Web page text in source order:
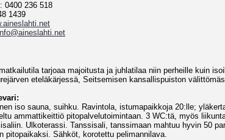
0400 236 518
1439
tarjoaa majoitusta ja juhlatilaa niin perheille kuin
eteläkärjessä, Seitsemisen kansallispuiston
iso sauna, suihku. Ravintola, istumapaikkoja 20:lle;
ammattikeittiö pitopalvelutoimintaan. 3 WC:tä, myös
Ulkoterassi. Tanssisali, tanssimaan mahtuu hyvin 50
pitopaikaksi. Sähköt, korotettu pelimannilava.